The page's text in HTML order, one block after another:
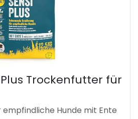
Trockenfutter für
Hunde mit Ente